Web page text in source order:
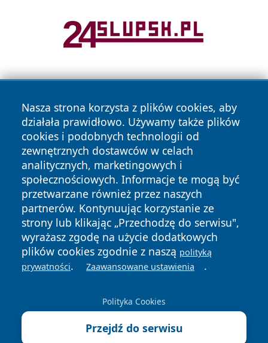
Nasza strona korzysta z plików cookies, aby
działała prawidłowo. Używamy także plików
cookies i podobnych technologii od
zewnętrznych dostawców w celach
analitycznych, marketingowych i
społecznościowych. Informacje te mogą być
przetwarzane również przez naszych
partnerów. Kontynuując korzystanie ze
strony lub klikając „Przechodzę do serwisu",
wyrażasz zgodę na użycie dodatkowych
plików cookies zgodnie z naszą polityką
prywatności. Zaawansowane ustawienia .
Polityka Cookies
Przejdź do serwisu
Copyright © 2026 informacjelodzkie.pl Wszystkie prawa
zastrzeżone.
News Autorzy
Polityka
Prywatności
Polityka
Cookies